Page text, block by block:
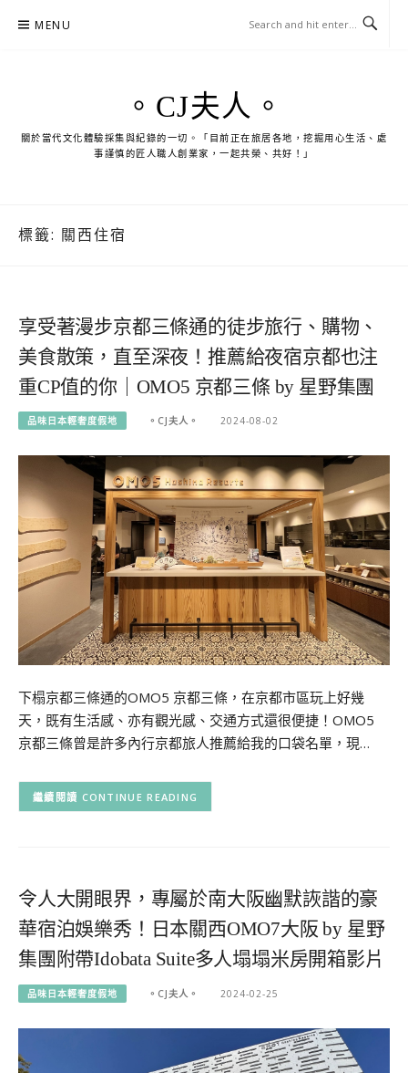
MENU
。CJ夫人。
關於當代文化體驗採集與紀錄的一切。「目前正在旅居各地，挖掘用心生活、處
事謹慎的匠人職人創業家，一起共榮、共好！」
標籤: 關西住宿
享受著漫步京都三條通的徒步旅行、購物、
美食散策，直至深夜！推薦給夜宿京都也注
重CP值的你｜OMO5 京都三條 by 星野集團
品味日本輕奢度假地 。CJ夫人。 2024-08-02
下榻京都三條通的OMO5 京都三條，在京都市區玩上好幾
天，既有生活感、亦有觀光感、交通方式還很便捷！OMO5
京都三條曾是許多內行京都旅人推薦給我的口袋名單，現…
CONTINUE READING
令人大開眼界，專屬於南大阪幽默詼諧的豪
華宿泊娛樂秀！日本關西OMO7大阪 by 星野
集團附帶Idobata Suite多人塌塌米房開箱影片
品味日本輕奢度假地 。CJ夫人。 2024-02-25